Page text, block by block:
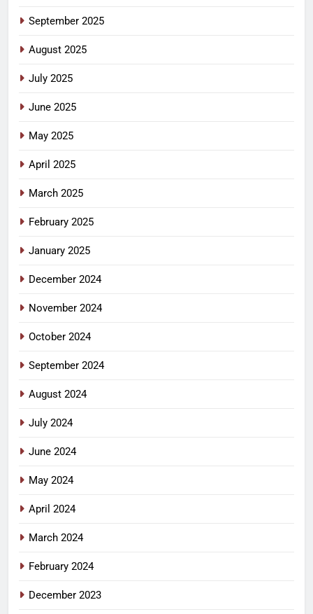
September 2025
August 2025
July 2025
June 2025
May 2025
April 2025
March 2025
February 2025
January 2025
December 2024
November 2024
October 2024
September 2024
August 2024
July 2024
June 2024
May 2024
April 2024
March 2024
February 2024
December 2023